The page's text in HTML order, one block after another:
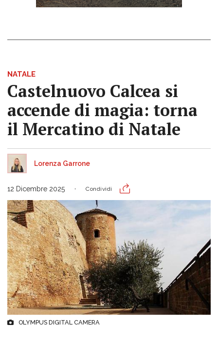
NATALE
Castelnuovo Calcea si
accende di magia: torna
il Mercatino di Natale
Lorenza Garrone
12 Dicembre 2025 Condividi
OLYMPUS DIGITAL CAMERA